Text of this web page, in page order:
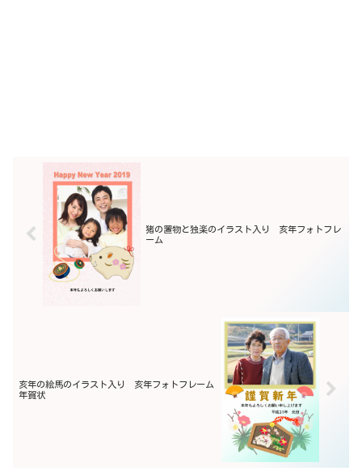
猪の置物と独楽のイラスト入り 亥年フォトフレ
ーム
亥年の絵馬のイラスト入り 亥年フォトフレーム
年賀状